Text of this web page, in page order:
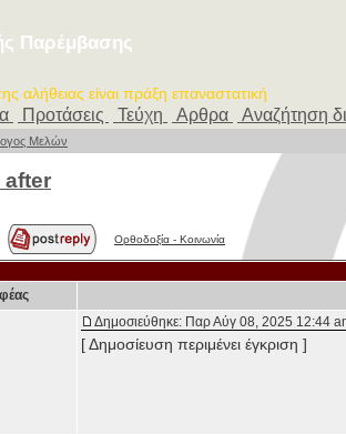
Παρέμβασης
αλήθειας είναι πράξη επαναστατική
Προτάσεις Τεύχη Αρθρα Αναζήτηση
Μελών
after
Ορθοδοξία - Κοινωνία
Δημοσιεύθηκε: Παρ Αύγ 08, 2025 12:44
[ Δημοσίευση περιμένει έγκριση ]